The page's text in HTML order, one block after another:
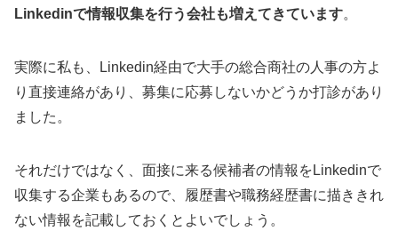
Linkedinで情報収集を行う会社も増えてきています。
実際に私も、Linkedin経由で大手の総合商社の人事の方よ
り直接連絡があり、募集に応募しないかどうか打診があり
ました。
それだけではなく、面接に来る候補者の情報をLinkedinで
収集する企業もあるので、履歴書や職務経歴書に描ききれ
ない情報を記載しておくとよいでしょう。